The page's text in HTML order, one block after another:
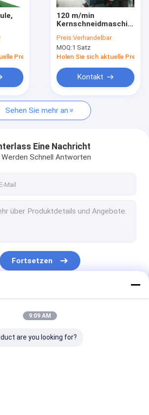
Folien-Wickelmaschine
Spulen-Wickelmaschine
Kern-Hubtisch
die Maschine bildet
Preis
120 m/min
Kernschneidmaschine
und Trennung
elektrischer
Stahlspulen
Preis:Verhandelbar
MOQ:1 Satz
Holen Sie sich aktuelle Preis
Kontakt
Sehen Sie mehr an
Eine Nachricht
Werden Schnell Antworten
Fortsetzen
9:09 AM
are you looking for?